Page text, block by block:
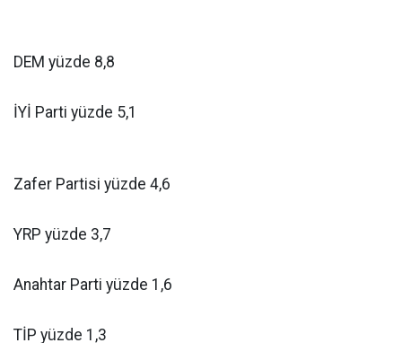
DEM yüzde 8,8
İYİ Parti yüzde 5,1
Zafer Partisi yüzde 4,6
YRP yüzde 3,7
Anahtar Parti yüzde 1,6
TİP yüzde 1,3